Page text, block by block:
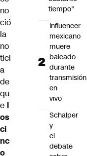
no
ció
la
no
tici
a
de
qu
e l
os
ci
nc
o
tiempo"
Influencer
mexicano
muere
baleado
durante
transmisión
en
vivo
Schalper
y
el
debate